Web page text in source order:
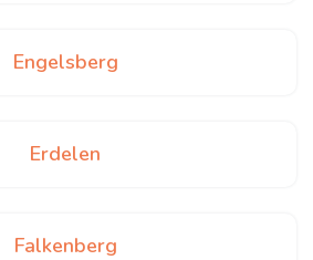
Engelsberg
Erdelen
Falkenberg